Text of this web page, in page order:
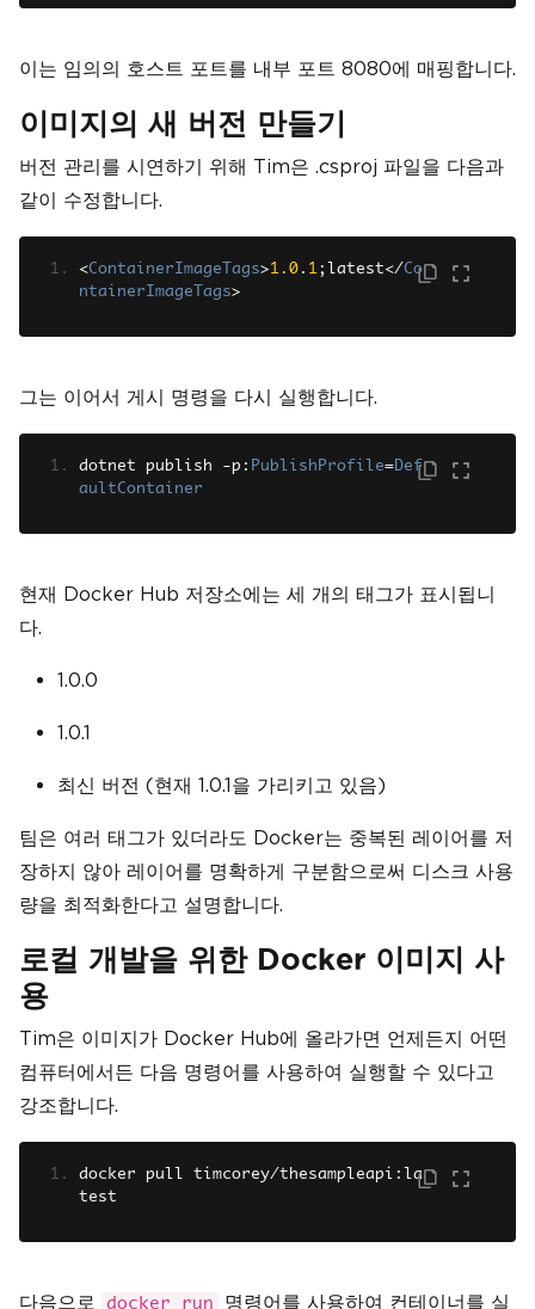
이는 임의의 호스트 포트를 내부 포트 8080에 매핑합니다.
이미지의 새 버전 만들기
버전 관리를 시연하기 위해 Tim은 .csproj 파일을 다음과
같이 수정합니다.
<ContainerImageTags>1.0 . 1; latest</Co
ntainerImageTags>
그는 이어서 게시 명령을 다시 실행합니다.
dotnet publish -p : PublishProfile=Def
aultContainer
현재 Docker Hub 저장소에는 세 개의 태그가 표시됩니
다.
1.0.0
1.0.1
최신 버전 (현재 1.0.1을 가리키고 있음)
팀은 여러 태그가 있더라도 Docker는 중복된 레이어를 저
장하지 않아 레이어를 명확하게 구분함으로써 디스크 사용
량을 최적화한다고 설명합니다.
로컬 개발을 위한 Docker 이미지 사
용
Tim은 이미지가 Docker Hub에 올라가면 언제든지 어떤
컴퓨터에서든 다음 명령어를 사용하여 실행할 수 있다고
강조합니다.
docker pull timcorey/thesampleapi : la
test
다음으로 docker run 명령어를 사용하여 컨테이너를 실